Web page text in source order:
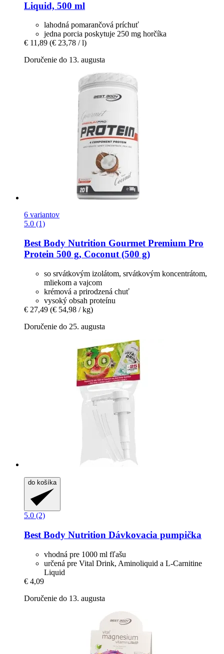
Liquid, 500 ml
lahodná pomarančová príchuť
jedna porcia poskytuje 250 mg horčíka
€ 11,89 (€ 23,78 / l)
Doručenie do 13. augusta
6 variantov
5.0 (1)
Best Body Nutrition Gourmet Premium Pro
Protein 500 g, Coconut (500 g)
so srvátkovým izolátom, srvátkovým koncentrátom,
mliekom a vajcom
krémová a prirodzená chuť
vysoký obsah proteínu
€ 27,49 (€ 54,98 / kg)
Doručenie do 25. augusta
do košíka
5.0 (2)
Best Body Nutrition Dávkovacia pumpička
vhodná pre 1000 ml fľašu
určená pre Vital Drink, Aminoliquid a L-Carnitine
Liquid
€ 4,09
Doručenie do 13. augusta